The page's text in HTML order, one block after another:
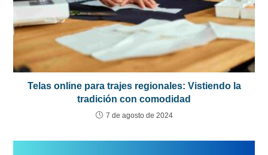
Telas online para trajes regionales: Vistiendo la
tradición con comodidad
7 de agosto de 2024